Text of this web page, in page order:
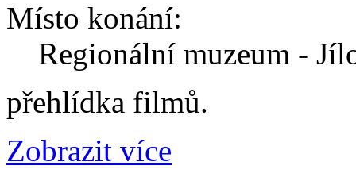
Místo konání:
Regionální muzeum -
přehlídka filmů.
Zobrazit více